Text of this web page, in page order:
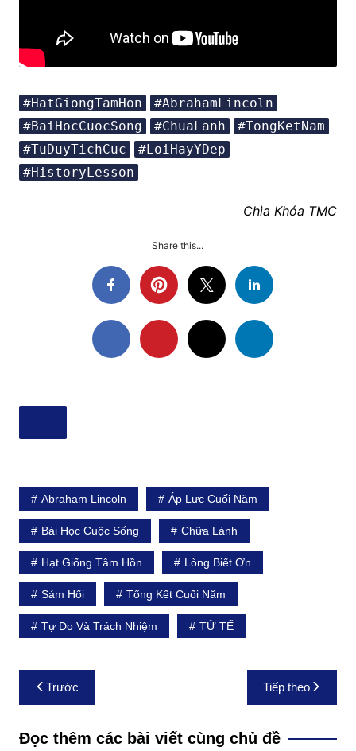
#HatGiongTamHon
#AbrahamLincoln
#BaiHocCuocSong
#ChuaLanh
#TongKetNam
#TuDuyTichCuc
#LoiHayYDep
#HistoryLesson
Chìa Khóa TMC
Share this...
Abraham Lincoln Áp Lực Cuối Năm
Bài Học Cuộc Sống Chữa Lành
Hạt Giống Tâm Hồn Lòng Biết Ơn
Sám Hối Tổng Kết Cuối Năm
Tự Do Và Trách Nhiệm TỬ TẾ
Điều
hướng
bài
Trước Tiếp theo
Đọc thêm các bài viết cùng chủ đề